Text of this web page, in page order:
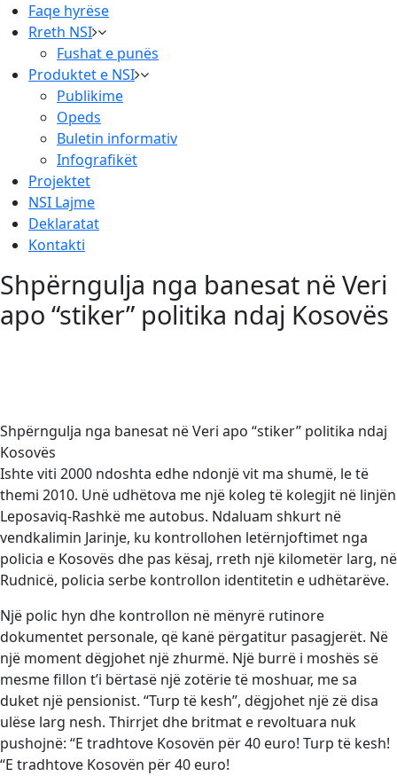
Faqe hyrëse
Rreth NSI
Fushat e punës
Produktet e NSI
Publikime
Opeds
Buletin informativ
Infografikët
Projektet
NSI Lajme
Deklaratat
Kontakti
Shpërngulja nga banesat në Veri
apo “stiker” politika ndaj Kosovës
Shpërngulja nga banesat në Veri apo “stiker” politika ndaj
Kosovës
Ishte viti 2000 ndoshta edhe ndonjë vit ma shumë, le të
themi 2010. Unë udhëtova me një koleg të kolegjit në linjën
Leposaviq-Rashkë me autobus. Ndaluam shkurt në
vendkalimin Jarinje, ku kontrollohen letërnjoftimet nga
policia e Kosovës dhe pas kësaj, rreth një kilometër larg, në
Rudnicë, policia serbe kontrollon identitetin e udhëtarëve.
Një polic hyn dhe kontrollon në mënyrë rutinore
dokumentet personale, që kanë përgatitur pasagjerët. Në
një moment dëgjohet një zhurmë. Një burrë i moshës së
mesme fillon t’i bërtasë një zotërie të moshuar, me sa
duket një pensionist. “Turp të kesh”, dëgjohet një zë disa
ulëse larg nesh. Thirrjet dhe britmat e revoltuara nuk
pushojnë: “E tradhtove Kosovën për 40 euro! Turp të kesh!
“E tradhtove Kosovën për 40 euro!